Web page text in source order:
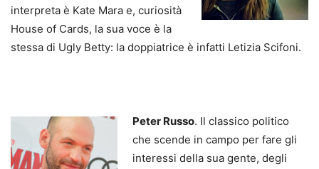
interpreta è Kate Mara e, curiosità
House of Cards, la sua voce è la
stessa di Ugly Betty: la doppiatrice è infatti Letizia Scifoni.
Peter Russo. Il classico politico
che scende in campo per fare gli
interessi della sua gente, degli